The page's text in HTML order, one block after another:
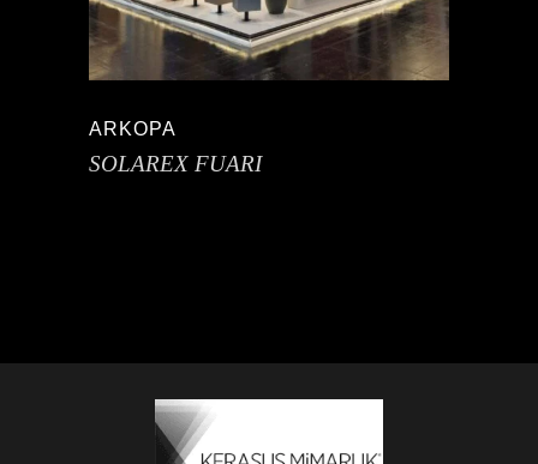
ARKOPA
SOLAREX FUARI